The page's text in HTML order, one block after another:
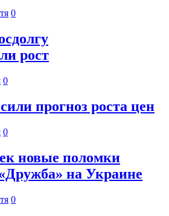
0
рост
0
прогноз роста цен
0
новые поломки
на Украине
0